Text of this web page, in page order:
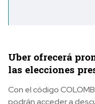
Uber ofrecerá
las elecciones
Con el código
podrán acceder a